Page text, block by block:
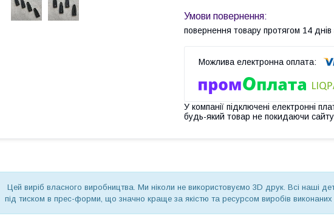
повернення товару протягом 14 днів
У компанії підключені електронні
будь-який товар не покидаючи
Цей виріб власного виробництва. Ми ніколи не використовуємо 3D друк. Всі наші
під тиском в прес-форми, що значно краще за якістю та ресурсом виробів виконаних